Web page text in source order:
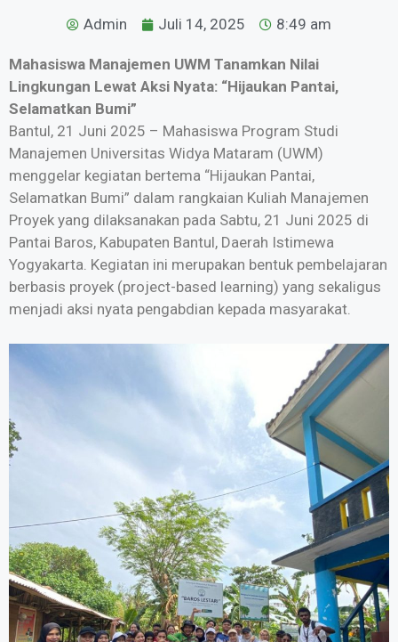
Admin Juli 14, 2025 8:49 am
Mahasiswa Manajemen UWM Tanamkan Nilai
Lingkungan Lewat Aksi Nyata: “Hijaukan Pantai,
Selamatkan Bumi”
Bantul, 21 Juni 2025 – Mahasiswa Program Studi
Manajemen Universitas Widya Mataram (UWM)
menggelar kegiatan bertema “Hijaukan Pantai,
Selamatkan Bumi” dalam rangkaian Kuliah Manajemen
Proyek yang dilaksanakan pada Sabtu, 21 Juni 2025 di
Pantai Baros, Kabupaten Bantul, Daerah Istimewa
Yogyakarta. Kegiatan ini merupakan bentuk pembelajaran
berbasis proyek (project-based learning) yang sekaligus
menjadi aksi nyata pengabdian kepada masyarakat.